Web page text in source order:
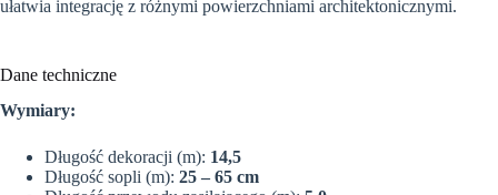
ułatwia integrację z różnymi powierzchniami architektonicznymi.
Dane techniczne
Wymiary:
Długość dekoracji (m): 14,5
Długość sopli (m): 25 – 65 cm